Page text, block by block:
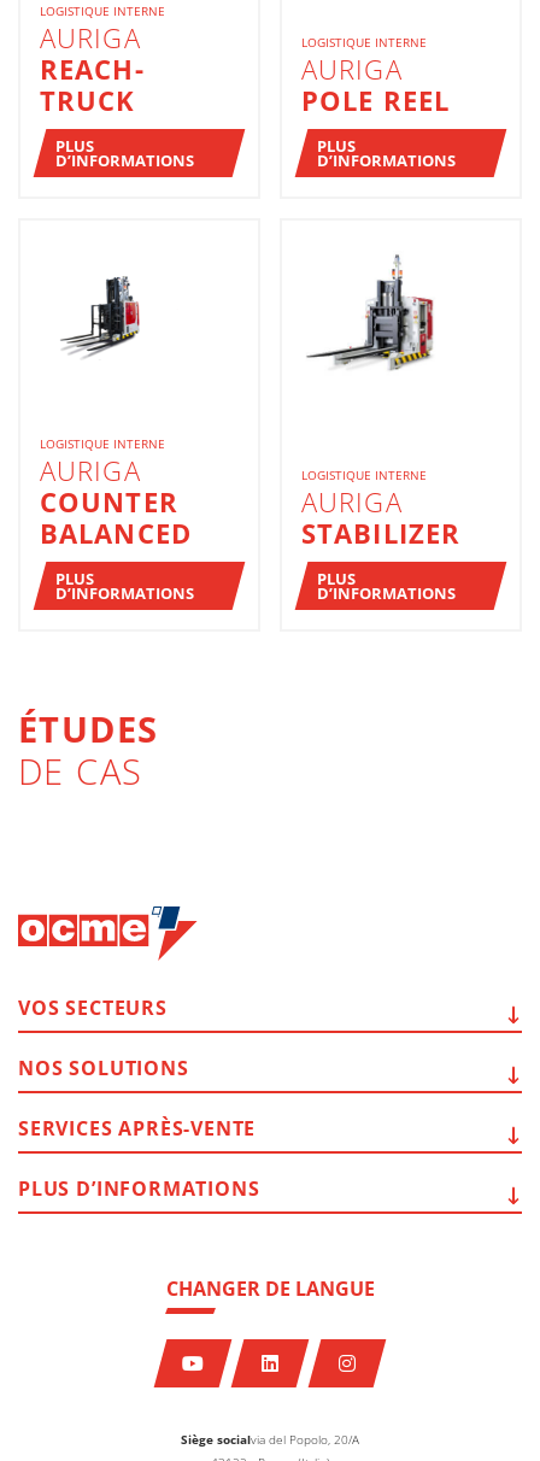
LOGISTIQUE INTERNE
AURIGA
REACH-
TRUCK
PLUS
D’INFORMATIONS
LOGISTIQUE INTERNE
AURIGA
POLE REEL
PLUS
D’INFORMATIONS
LOGISTIQUE INTERNE
AURIGA
COUNTER
BALANCED
PLUS
D’INFORMATIONS
LOGISTIQUE INTERNE
AURIGA
STABILIZER
PLUS
D’INFORMATIONS
ÉTUDES
DE CAS
Siège socialvia del Popolo, 20/A
CHANGER DE LANGUE
VOS SECTEURS
NOS SOLUTIONS
SERVICES APRÈS-VENTE
PLUS D’INFORMATIONS